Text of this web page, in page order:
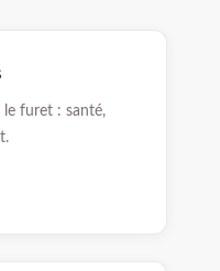
le furet : santé,